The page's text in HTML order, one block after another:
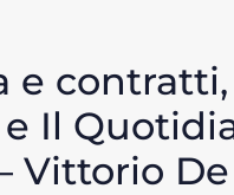
e
Il
Vittorio